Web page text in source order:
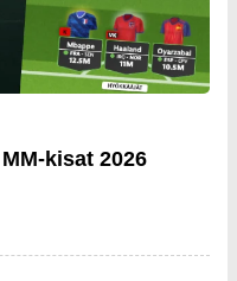
kisat 2026